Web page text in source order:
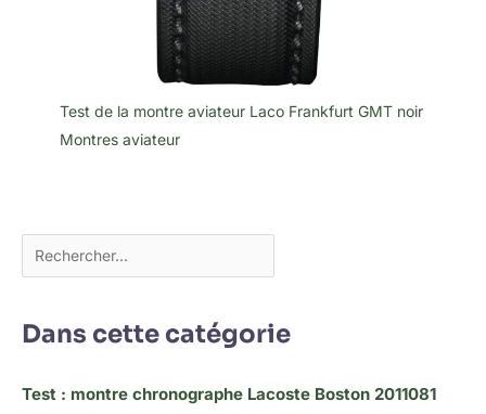
Test de la montre aviateur Laco Frankfurt GMT noir
Montres aviateur
Dans cette catégorie
Test : montre chronographe Lacoste Boston 2011081